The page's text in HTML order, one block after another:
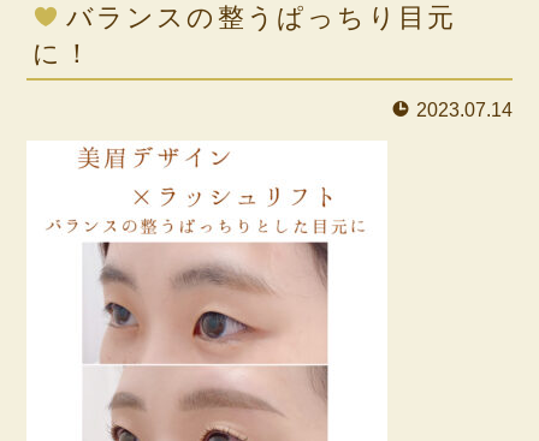
バランスの整うぱっちり目元
に！
2023.07.14